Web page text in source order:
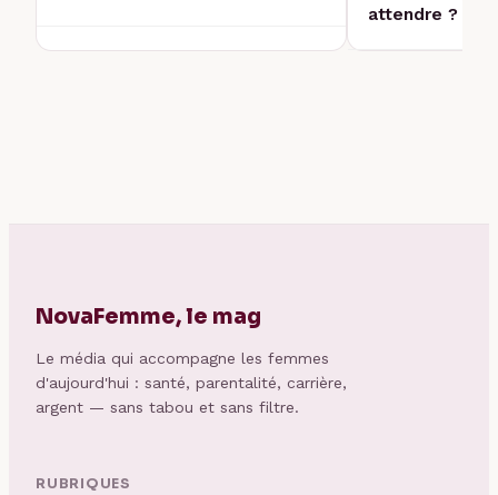
attendre ?
NovaFemme, le mag
Le média qui accompagne les femmes
d'aujourd'hui : santé, parentalité, carrière,
argent — sans tabou et sans filtre.
RUBRIQUES